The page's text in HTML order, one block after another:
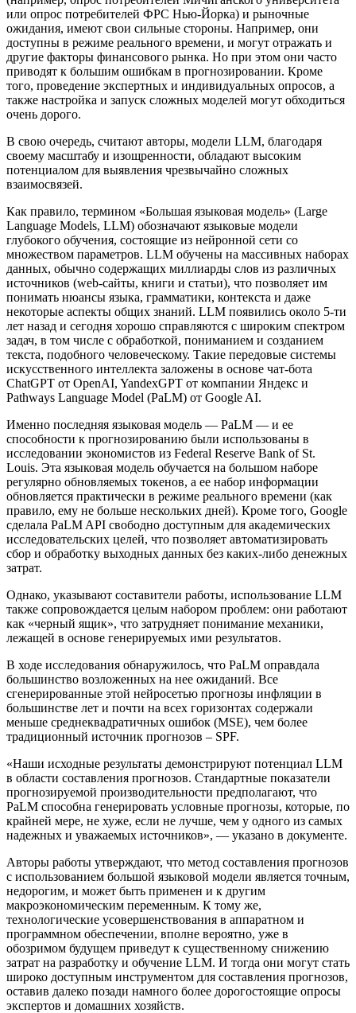
или опрос потребителей ФРС Нью-Йорка) и рыночные
ожидания, имеют свои сильные стороны. Например, они
доступны в режиме реального времени, и могут отражать и
другие факторы финансового рынка. Но при этом они часто
приводят к большим ошибкам в прогнозировании. Кроме
того, проведение экспертных и индивидуальных опросов, а
также настройка и запуск сложных моделей могут обходиться
очень дорого.
В свою очередь, считают авторы, модели LLM, благодаря
своему масштабу и изощренности, обладают высоким
потенциалом для выявления чрезвычайно сложных
взаимосвязей.
Как правило, термином «Большая языковая модель» (Large
Language Models, LLM) обозначают языковые модели
глубокого обучения, состоящие из нейронной сети со
множеством параметров. LLM обучены на массивных наборах
данных, обычно содержащих миллиарды слов из различных
источников (web-сайты, книги и статьи), что позволяет им
понимать нюансы языка, грамматики, контекста и даже
некоторые аспекты общих знаний. LLM появились около 5-ти
лет назад и сегодня хорошо справляются с широким спектром
задач, в том числе с обработкой, пониманием и созданием
текста, подобного человеческому. Такие передовые системы
искусственного интеллекта заложены в основе чат-бота
ChatGPT от OpenAI, YandexGPT от компании Яндекс и
Pathways Language Model (PaLM) от Google AI.
Именно последняя языковая модель — PaLM — и ее
способности к прогнозированию были использованы в
исследовании экономистов из Federal Reserve Bank of St.
Louis. Эта языковая модель обучается на большом наборе
регулярно обновляемых токенов, а ее набор информации
обновляется практически в режиме реального времени (как
правило, ему не больше нескольких дней). Кроме того, Google
сделала PaLM API свободно доступным для академических
исследовательских целей, что позволяет автоматизировать
сбор и обработку выходных данных без каких-либо денежных
затрат.
Однако, указывают составители работы, использование LLM
также сопровождается целым набором проблем: они работают
как «черный ящик», что затрудняет понимание механики,
лежащей в основе генерируемых ими результатов.
В ходе исследования обнаружилось, что PaLM оправдала
большинство возложенных на нее ожиданий. Все
сгенерированные этой нейросетью прогнозы инфляции в
большинстве лет и почти на всех горизонтах содержали
меньше среднеквадратичных ошибок (MSE), чем более
традиционный источник прогнозов – SPF.
«Наши исходные результаты демонстрируют потенциал LLM
в области составления прогнозов. Стандартные показатели
прогнозируемой производительности предполагают, что
PaLM способна генерировать условные прогнозы, которые, по
крайней мере, не хуже, если не лучше, чем у одного из самых
надежных и уважаемых источников», — указано в документе.
Авторы работы утверждают, что метод составления прогнозов
с использованием большой языковой модели является точным,
недорогим, и может быть применен и к другим
макроэкономическим переменным. К тому же,
технологические усовершенствования в аппаратном и
программном обеспечении, вполне вероятно, уже в
обозримом будущем приведут к существенному снижению
затрат на разработку и обучение LLM. И тогда они могут стать
широко доступным инструментом для составления прогнозов,
оставив далеко позади намного более дорогостоящие опросы
экспертов и домашних хозяйств.